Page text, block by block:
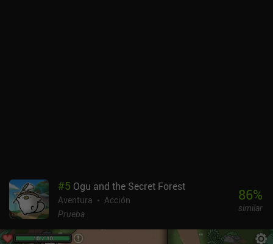
#5 Ogu and the Secret Forest
Aventura
Acción
Prueba
86%
similar